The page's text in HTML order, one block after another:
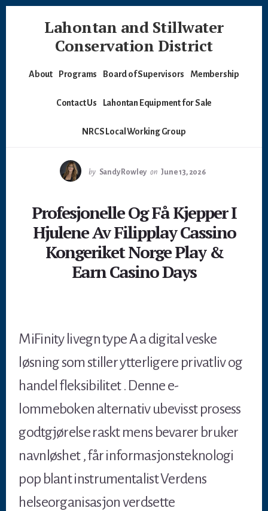
Lahontan and Stillwater
Conservation District
About
Programs Board of Supervisors Membership
Contact Us Lahontan Equipment for Sale
NRCS Local Working Group
by Sandy Rowley on June 13, 2026
Profesjonelle Og Få Kjepper I
Hjulene Av Filipplay Cassino
Kongeriket Norge Play &
Earn Casino Days
MiFinity livegn type A a digital veske
løsning som stiller ytterligere privatliv og
handel fleksibilitet . Denne e-
lommeboken alternativ ubevisst prosess
godtgjørelse raskt mens bevarer bruker
navnløshet , får informasjonsteknologi
pop blant instrumentalist Verdens
helseorganisasjon verdsette